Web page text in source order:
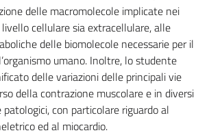
delle macromolecole implicate nei
cellulare sia extracellulare, alle
delle biomolecole necessarie per il
umano. Inoltre, lo studente
delle variazioni delle principali vie
della contrazione muscolare e in diversi
con particolare riguardo al
ed al miocardio.